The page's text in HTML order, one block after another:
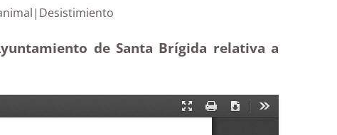
animal|Desistimiento
de Santa Brígida relativa a